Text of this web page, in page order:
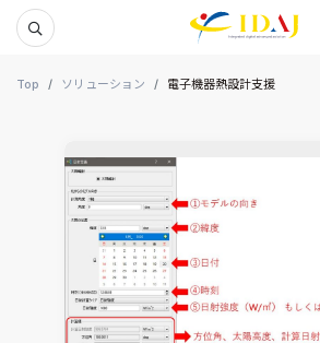
Top ソリューション 電子機器熱設計支援